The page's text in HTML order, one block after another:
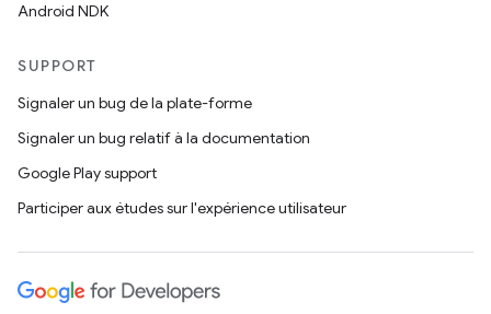
Android NDK
SUPPORT
Signaler un bug de la plate-forme
Signaler un bug relatif à la documentation
Google Play support
Participer aux études sur l'expérience utilisateur